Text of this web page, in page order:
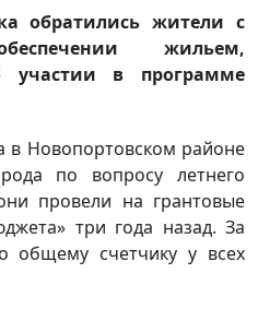
обратились жители с
жильем,
участии в программе
в Новопортовском районе
по вопросу летнего
провели на грантовые
три года назад. За
общему счетчику у всех